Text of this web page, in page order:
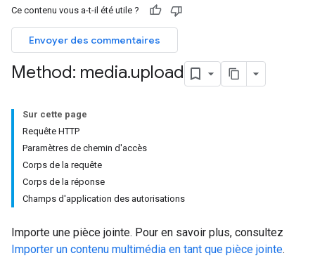
Ce contenu vous a-t-il été utile ?
Envoyer des commentaires
Method: media.upload
Sur cette page
Requête HTTP
Paramètres de chemin d'accès
Corps de la requête
Corps de la réponse
Champs d'application des autorisations
Importe une pièce jointe. Pour en savoir plus, consultez
Importer un contenu multimédia en tant que pièce jointe.